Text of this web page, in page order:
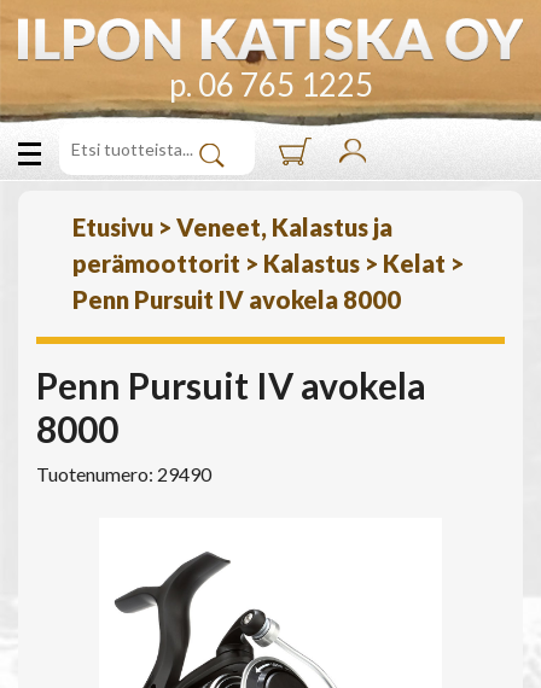
p. 06 765 1225
Etusivu > Veneet, Kalastus ja
perämoottorit > Kalastus > Kelat >
Penn Pursuit IV avokela 8000
Penn Pursuit IV avokela
8000
Tuotenumero: 29490